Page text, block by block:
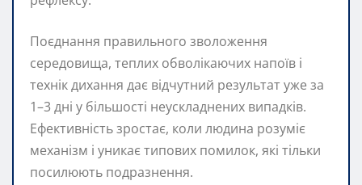
Поєднання правильного зволоження
середовища, теплих обволікаючих напоїв і
технік дихання дає відчутний результат уже за
1–3 дні у більшості неускладнених випадків.
Ефективність зростає, коли людина розуміє
механізм і уникає типових помилок, які тільки
посилюють подразнення.